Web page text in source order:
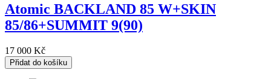
Atomic BACKLAND 85 W+SKIN
85/86+SUMMIT 9(90)
17 000 Kč
Přidat do košíku